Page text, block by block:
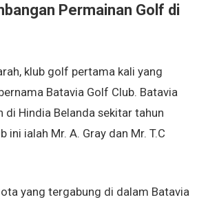
Permainan Golf di
klub golf pertama kali yang
Batavia Golf Club. Batavia
di Hindia Belanda sekitar tahun
ini ialah Mr. A. Gray dan Mr. T.C
yang tergabung di dalam Batavia